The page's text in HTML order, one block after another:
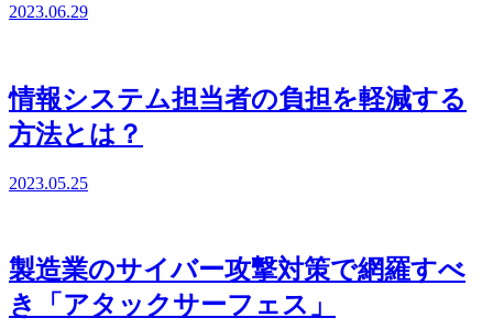
2023.06.29
情報システム担当者の負担を軽減する
方法とは？
2023.05.25
製造業のサイバー攻撃対策で網羅すべ
き「アタックサーフェス」